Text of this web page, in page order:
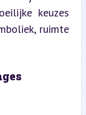
keuzes
ruimte